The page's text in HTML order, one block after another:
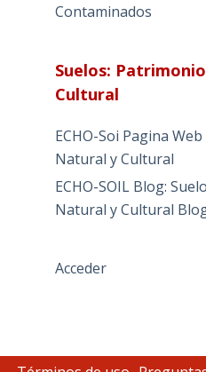
Contaminados
Suelos:
Cultural
ECHO-Soi Pagina
Natural y Cultural
ECHO-SOIL Blog:
Natural y Cultural
Acceder